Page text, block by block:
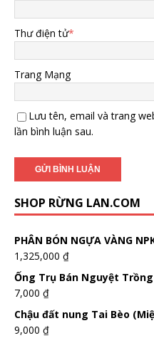
Thư điện tử*
Trang Mạng
Lưu tên, email và trang
lần bình luận sau.
SHOP RỪNG LAN.COM
PHÂN BÓN NGỰA VÀNG
1,325,000 ₫
Ống Trụ Bán Nguyệt
7,000 ₫
Chậu đất nung Tai Bèo
9,000 ₫